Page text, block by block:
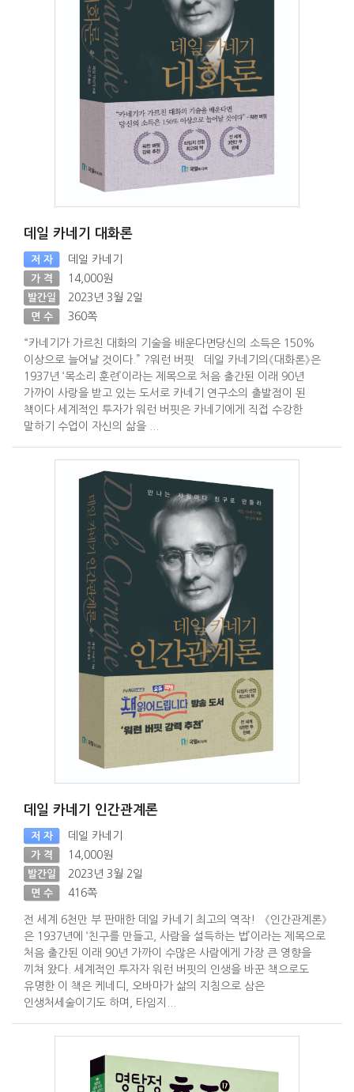
데일 카네기 대화론
저 자 데일 카네기
가 격 14,000원
발간일 2023년 3월 2일
면 수 360쪽
“카네기가 가르친 대화의 기술을 배운다면당신의 소득은 150%
이상으로 늘어날 것이다.” ?워런 버핏 데일 카네기의《대화론》은
1937년 ‘목소리 훈련’이라는 제목으로 처음 출간된 이래 90년
가까이 사랑을 받고 있는 도서로 카네기 연구소의 출발점이 된
책이다.세계적인 투자가 워런 버핏은 카네기에게 직접 수강한
말하기 수업이 자신의 삶을 ...
데일 카네기 인간관계론
저 자 데일 카네기
가 격 14,000원
발간일 2023년 3월 2일
면 수 416쪽
전 세계 6천만 부 판매한 데일 카네기 최고의 역작! 《인간관계론》
은 1937년에 ‘친구를 만들고, 사람을 설득하는 법’이라는 제목으로
처음 출간된 이래 90년 가까이 수많은 사람에게 가장 큰 영향을
끼쳐 왔다. 세계적인 투자자 워런 버핏의 인생을 바꾼 책으로도
유명한 이 책은 케네디, 오바마가 삶의 지침으로 삼은
인생처세술이기도 하며, 타임지...